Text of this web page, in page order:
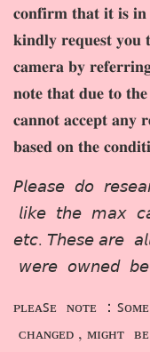
𝐜𝐨𝐧𝐟𝐢𝐫𝐦 𝐭𝐡𝐚𝐭 𝐢𝐭 𝐢𝐬
𝐤𝐢𝐧𝐝𝐥𝐲 𝐫𝐞𝐪𝐮𝐞𝐬𝐭 𝐲𝐨𝐮
𝐜𝐚𝐦𝐞𝐫𝐚 𝐛𝐲
𝐧𝐨𝐭𝐞 𝐭𝐡𝐚𝐭 𝐝𝐮𝐞 𝐭𝐨
𝐜𝐚𝐧𝐧𝐨𝐭 𝐚𝐜𝐜𝐞𝐩𝐭 𝐚𝐧𝐲
𝐛𝐚𝐬𝐞𝐝 𝐨𝐧 𝐭𝐡𝐞
𝘗𝘭𝘦𝘢𝘴𝘦 𝘥𝘰
𝘭𝘪𝘬𝘦 𝘵𝘩𝘦 𝘮𝘢𝘹
𝘦𝘵𝘤. 𝘛𝘩𝘦𝘴𝘦 𝘢𝘳𝘦
𝘸𝘦𝘳𝘦 𝘰𝘸𝘯𝘦𝘥
ᴘʟᴇᴀꜱᴇ ɴᴏᴛᴇ ：
ᴄʜᴀɴɢᴇᴅ , ᴍɪɢʜᴛ